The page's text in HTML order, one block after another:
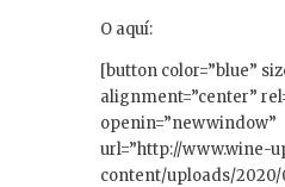
O aquí:
[button color=”blue”
alignment=”center”
openin=”newwindow”
url=”http://www.wine-
content/uploads/2020/